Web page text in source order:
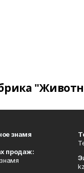
знамя
продаж: